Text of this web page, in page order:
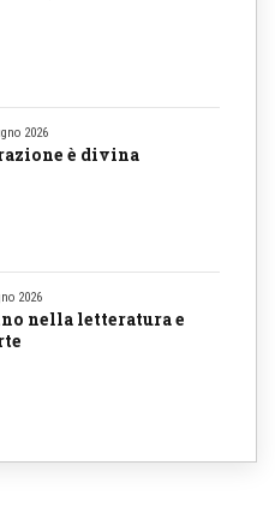
2026
è divina
2026
nella letteratura e